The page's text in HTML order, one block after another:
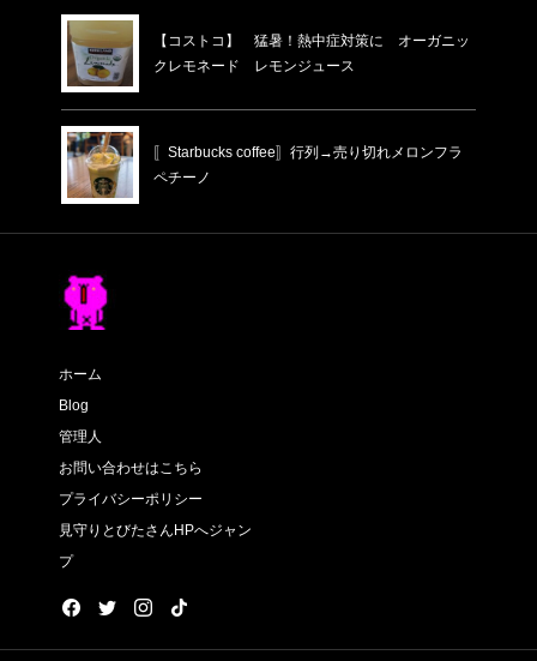
【コストコ】 猛暑！熱中症対策に オーガニッ
クレモネード レモンジュース
〚Starbucks coffee〛行列→売り切れメロンフラ
ペチーノ
ホーム
Blog
管理人
お問い合わせはこちら
プライバシーポリシー
見守りとびたさんHPへジャン
プ